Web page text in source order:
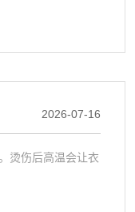
2026-07-16
烫伤后高温会让衣